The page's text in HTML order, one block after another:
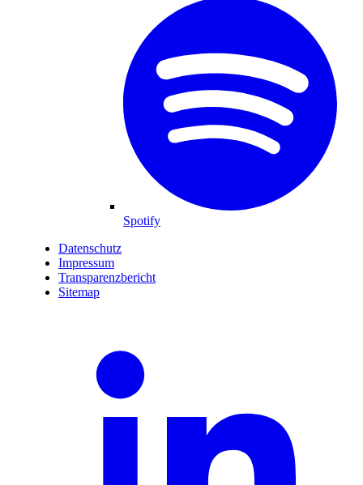
Spotify
Datenschutz
Impressum
Transparenzbericht
Sitemap